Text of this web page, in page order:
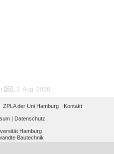
, 3. Aug. 2026
ZPLA der Uni Hamburg Kontakt
| Datenschutz
Hamburg
Bautechnik